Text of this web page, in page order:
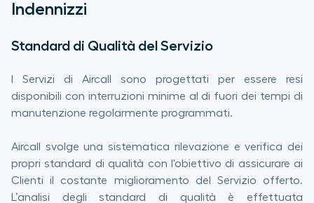
Indennizzi
Standard di Qualità del Servizio
I Servizi di Aircall sono progettati per essere resi
disponibili con interruzioni minime al di fuori dei tempi di
manutenzione regolarmente programmati.
Aircall svolge una sistematica rilevazione e verifica dei
propri standard di qualità con l'obiettivo di assicurare ai
Clienti il costante miglioramento del Servizio offerto.
L’analisi degli standard di qualità è effettuata